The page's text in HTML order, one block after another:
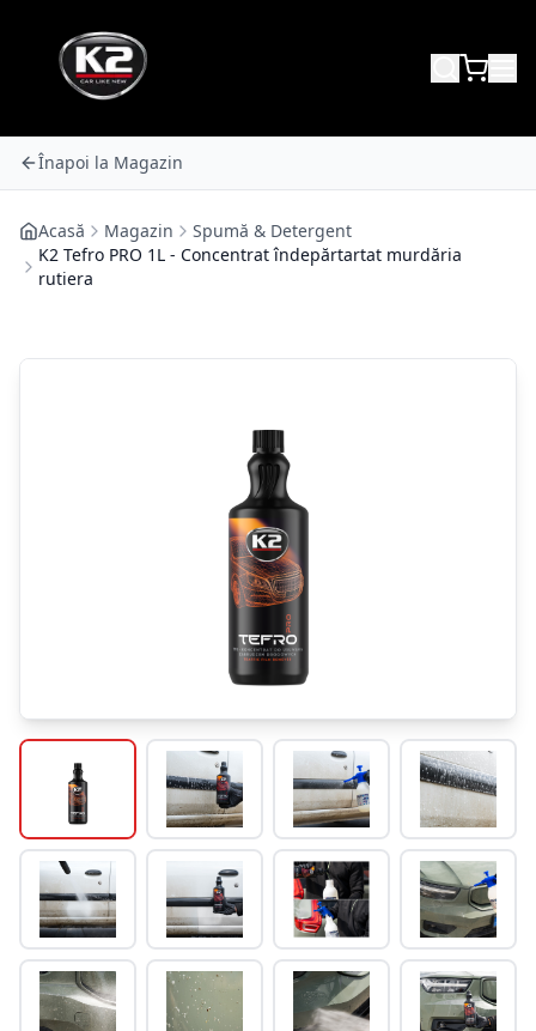
Înapoi la Magazin
Acasă Magazin
Spumă & Detergent
K2 Tefro PRO 1L - Concentrat îndepărtartat murdăria
rutiera